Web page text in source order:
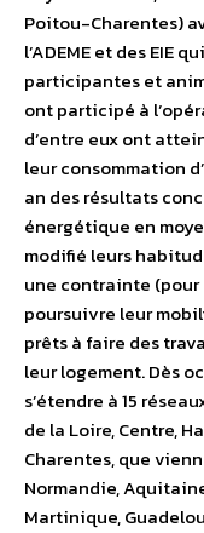
Poitou-Charentes)
l’ADEME et des EIE
participantes et
ont participé à
d’entre eux ont
leur consommation
an des résultats
énergétique en
modifié leurs
une contrainte (pour
poursuivre leur
prêts à faire des
leur logement. Dès
s’étendre à 15
de la Loire, Centre,
Charentes, que
Normandie,
Martinique,